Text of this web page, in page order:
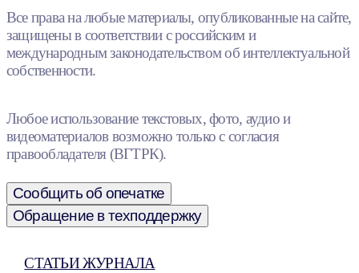
Все права на любые материалы, опубликованные на сайте,
защищены в соответствии с российским и
международным законодательством об интеллектуальной
собственности.
Любое использование текстовых, фото, аудио и
видеоматериалов возможно только с согласия
правообладателя (ВГТРК).
Сообщить об опечатке
Обращение в техподдержку
СТАТЬИ ЖУРНАЛА